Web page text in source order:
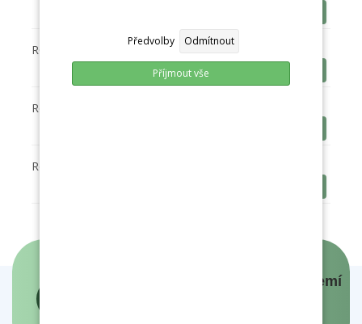
Předvolby Odmítnout
Příjmout vše
ROČNÍ PLÁN ČINNOSTI 22-23
Roční plán činnosti 24- 25
Roční plán činnosti 25- 26
Panovníci a prezidenti českých zemí